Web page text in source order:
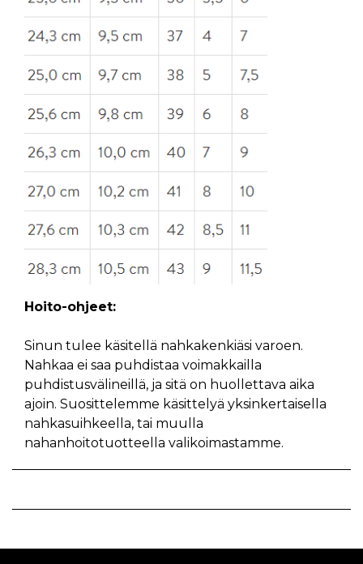
Hoito-ohjeet:
Sinun tulee käsitellä nahkakenkiäsi varoen.
Nahkaa ei saa puhdistaa voimakkailla
puhdistusvälineillä, ja sitä on huollettava aika
ajoin. Suosittelemme käsittelyä yksinkertaisella
nahkasuihkeella, tai muulla
nahanhoitotuotteella valikoimastamme.